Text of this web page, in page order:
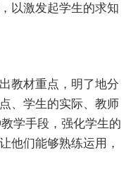
以激发起学生的求知
材重点，明了地分
、学生的实际、教师
学手段，强化学生的
他们能够熟练运用，